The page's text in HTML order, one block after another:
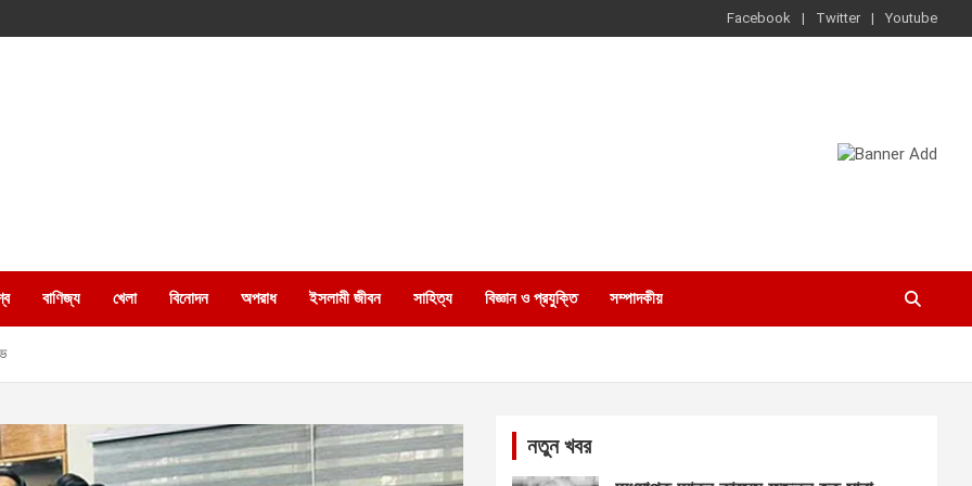
Facebook Twitter Youtube
বাণিজ্য খেলা বিনোদন অপরাধ ইসলামী জীবন সাহিত্য বিজ্ঞান ও প্রযুক্তি সম্পাদকীয়
নতুন খবর